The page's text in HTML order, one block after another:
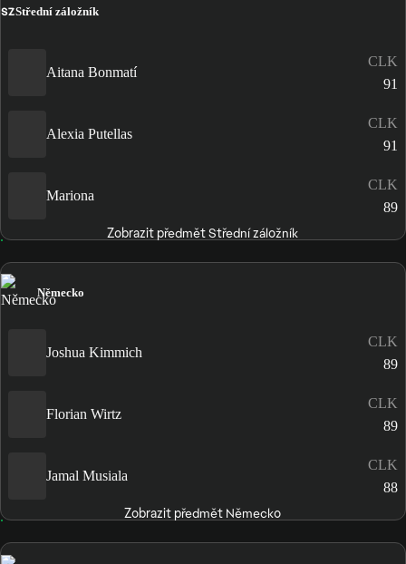
SZStřední záložník
Aitana Bonmatí
CLK
91
Alexia Putellas
CLK
91
Mariona
CLK
89
Zobrazit předmět Střední záložník
Německo
Joshua Kimmich
CLK
89
Florian Wirtz
CLK
89
Jamal Musiala
CLK
88
Zobrazit předmět Německo